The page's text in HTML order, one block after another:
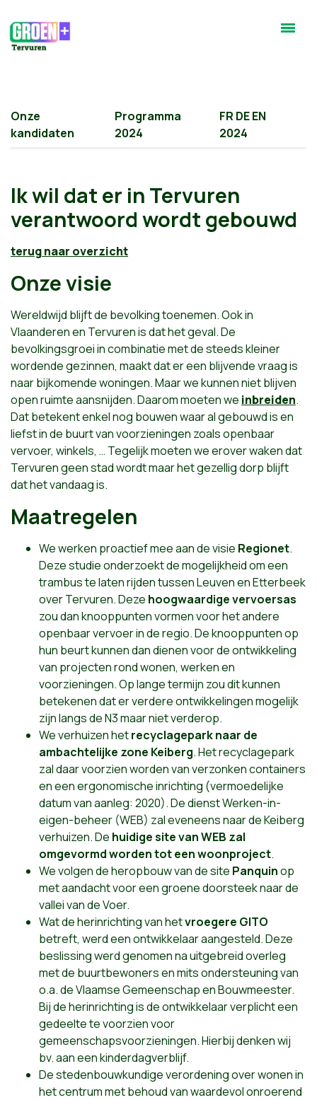
Onze
kandidaten
Programma
2024
FR DE EN
2024
Ik wil dat er in Tervuren
verantwoord wordt gebouwd
terug naar overzicht
Onze visie
Wereldwijd blijft de bevolking toenemen. Ook in
Vlaanderen en Tervuren is dat het geval. De
bevolkingsgroei in combinatie met de steeds kleiner
wordende gezinnen, maakt dat er een blijvende vraag is
naar bijkomende woningen. Maar we kunnen niet blijven
open ruimte aansnijden. Daarom moeten we inbreiden.
Dat betekent enkel nog bouwen waar al gebouwd is en
liefst in de buurt van voorzieningen zoals openbaar
vervoer, winkels, … Tegelijk moeten we erover waken dat
Tervuren geen stad wordt maar het gezellig dorp blijft
dat het vandaag is.
Maatregelen
We werken proactief mee aan de visie Regionet.
Deze studie onderzoekt de mogelijkheid om een
trambus te laten rijden tussen Leuven en Etterbeek
over Tervuren. Deze hoogwaardige vervoersas
zou dan knooppunten vormen voor het andere
openbaar vervoer in de regio. De knooppunten op
hun beurt kunnen dan dienen voor de ontwikkeling
van projecten rond wonen, werken en
voorzieningen. Op lange termijn zou dit kunnen
betekenen dat er verdere ontwikkelingen mogelijk
zijn langs de N3 maar niet verderop.
We verhuizen hetrecyclagepark naar de
ambachtelijke zone Keiberg. Het recyclagepark
zal daar voorzien worden van verzonken containers
en een ergonomische inrichting (vermoedelijke
datum van aanleg: 2020). De dienst Werken-in-
eigen-beheer (WEB) zal eveneens naar de Keiberg
verhuizen. De huidige site van WEB zal
omgevormd worden tot een woonproject.
We volgen de heropbouw van de site Panquinop
met aandacht voor een groene doorsteek naar de
vallei van de Voer.
Wat de herinrichting van hetvroegere GITO
betreft, werd een ontwikkelaar aangesteld. Deze
beslissing werd genomen na uitgebreid overleg
met de buurtbewoners en mits ondersteuning van
o.a. de Vlaamse Gemeenschap en Bouwmeester.
Bij de herinrichting is de ontwikkelaar verplicht een
gedeelte te voorzien voor
gemeenschapsvoorzieningen. Hierbij denken wij
bv. aan een kinderdagverblijf.
De stedenbouwkundige verordening over wonen in
het centrum met behoud van waardevol onroerend